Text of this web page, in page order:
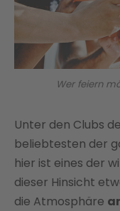
Wer feiern
Unter den Clubs
beliebtesten der
hier ist eines der
dieser Hinsicht
die Atmosphäre